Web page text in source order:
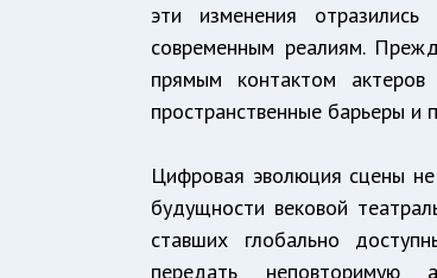
эти изменения
современным реалиям.
прямым контактом
пространственные барьеры
Цифровая эволюция сцены
будущности вековой
ставших глобально
передать